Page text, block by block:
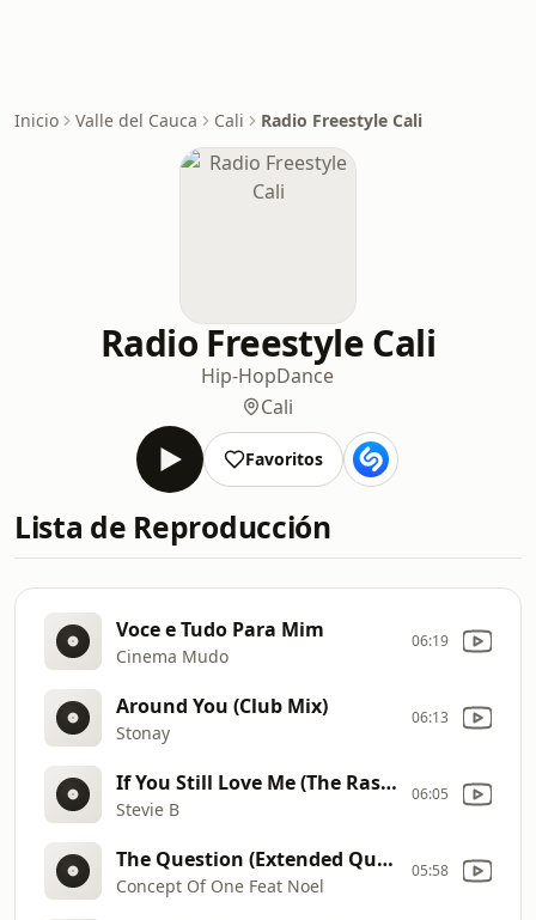
Inicio Valle del Cauca Cali Radio Freestyle Cali
Radio Freestyle Cali
Hip-HopDance
Cali
Favoritos
Lista de Reproducción
Voce e Tudo Para Mim
Cinema Mudo
06:19
Around You (Club Mix)
Stonay
06:13
If You Still Love Me (The Rascal Remix)
Stevie B
06:05
The Question (Extended Question Mix)
Concept Of One Feat Noel
05:58